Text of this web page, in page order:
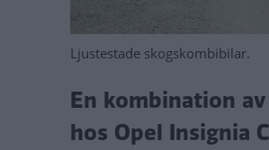
Ljustestade skogskombibilar.
En kombination
hos Opel Insignia